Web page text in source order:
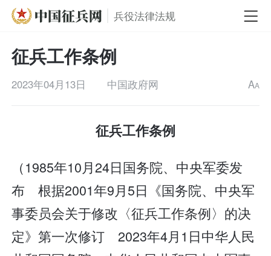
兵役法律法规
征兵工作条例
2023年04月13日 中国政府网 AA
征兵工作条例
（1985年10月24日国务院、中央军委发
布 根据2001年9月5日《国务院、中央军
事委员会关于修改〈征兵工作条例〉的决
定》第一次修订 2023年4月1日中华人民